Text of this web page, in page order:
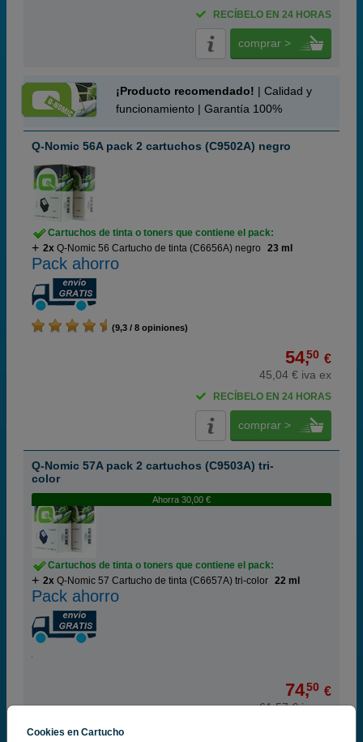
RECÍBELO EN 24 HORAS
comprar >
¡Producto recomendado! | Calidad y
funcionamiento | Garantía 100%
Q-Nomic 56A pack 2 cartuchos (C9502A) negro
Cartuchos de tinta o toners que contiene el pack:
2x Q-Nomic 56 Cartucho de tinta (C6656A) negro 23 ml
Pack ahorro
(9,3 / 8 opiniones)
54,50 €
45,04 € iva ex
RECÍBELO EN 24 HORAS
comprar >
Q-Nomic 57A pack 2 cartuchos (C9503A) tri-
color
Ahorra 30,00 €
Cartuchos de tinta o toners que contiene el pack:
2x Q-Nomic 57 Cartucho de tinta (C6657A) tri-color 22 ml
Pack ahorro
74,50 €
61,57 € iva ex
Cookies en Cartucho